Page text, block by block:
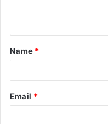
t
*
Name *
Email *